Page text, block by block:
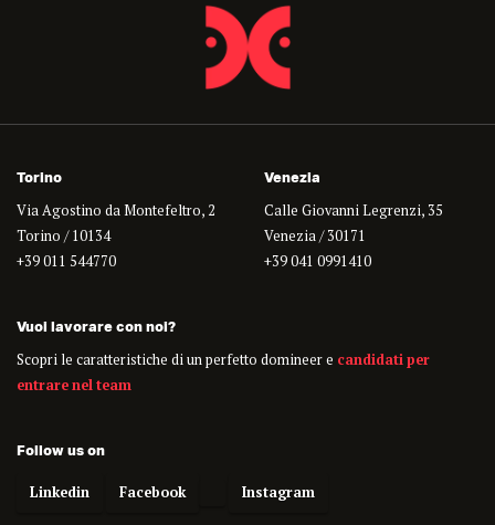
Torino
Via Agostino da Montefeltro, 2
Torino / 10134
+39 011 544770
Venezia
Calle Giovanni Legrenzi, 35
Venezia / 30171
+39 041 0991410
Vuoi lavorare con noi?
Scopri le caratteristiche di un perfetto domineer e candidati per
entrare nel team
Follow us on
Linkedin Facebook Instagram